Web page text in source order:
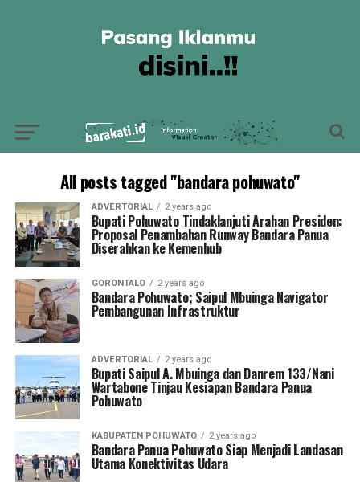
All posts tagged "bandara pohuwato"
ADVERTORIAL 2 years ago
Bupati Pohuwato Tindaklanjuti Arahan Presiden:
Proposal Penambahan Runway Bandara Panua
Diserahkan ke Kemenhub
GORONTALO 2 years ago
Bandara Pohuwato; Saipul Mbuinga Navigator
Pembangunan Infrastruktur
ADVERTORIAL 2 years ago
Bupati Saipul A. Mbuinga dan Danrem 133/Nani
Wartabone Tinjau Kesiapan Bandara Panua
Pohuwato
KABUPATEN POHUWATO 2 years ago
Bandara Panua Pohuwato Siap Menjadi Landasan
Utama Konektivitas Udara